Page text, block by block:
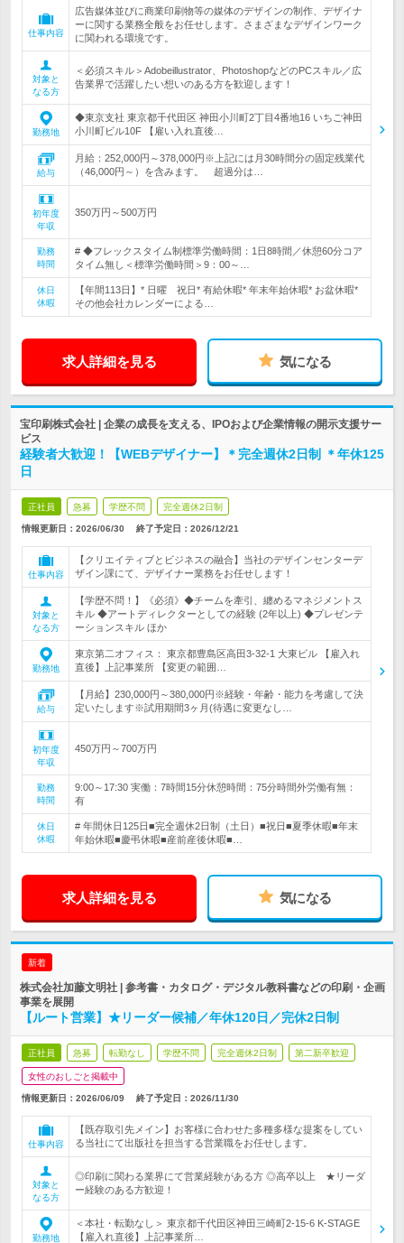
仕事内容
広告媒体並びに商業印刷物等の媒体のデザインの制作、デザイナ
ーに関する業務全般をお任せします。さまざまなデザインワーク
に関われる環境です。
対象と
なる方
＜必須スキル＞Adobeillustrator、PhotoshopなどのPCスキル／広
告業界で活躍したい想いのある方を歓迎します！
勤務地
◆東京支社 東京都千代田区 神田小川町2丁目4番地16 いちご神田
小川町ビル10F 【雇い入れ直後…
給与
月給：252,000円～378,000円※上記には月30時間分の固定残業代
（46,000円～）を含みます。 超過分は…
初年度
年収
350万円～500万円
勤務
時間
# ◆フレックスタイム制標準労働時間：1日8時間／休憩60分コア
タイム無し＜標準労働時間＞9：00～…
休日
休暇
【年間113日】* 日曜 祝日* 有給休暇* 年末年始休暇* お盆休暇*
その他会社カレンダーによる…
求人詳細を見る 気になる
宝印刷株式会社 | 企業の成長を支える、IPOおよび企業情報の開示支援サー
ビス
経験者大歓迎！【WEBデザイナー】＊完全週休2日制 ＊年休125
日
正社員 急募 学歴不問 完全週休2日制
情報更新日：2026/06/30 終了予定日： 2026/12/21
仕事内容
【クリエイティブとビジネスの融合】当社のデザインセンターデ
ザイン課にて、デザイナー業務をお任せします！
対象と
なる方
【学歴不問！】《必須》◆チームを牽引、纏めるマネジメントス
キル ◆アートディレクターとしての経験 (2年以上) ◆プレゼンテ
ーションスキル ほか
勤務地
東京第二オフィス： 東京都豊島区高田3-32-1 大東ビル 【雇入れ
直後】上記事業所 【変更の範囲…
給与
【月給】230,000円～380,000円※経験・年齢・能力を考慮して決
定いたします※試用期間3ヶ月(待遇に変更なし…
初年度
年収
450万円～700万円
勤務
時間
9:00～17:30 実働：7時間15分休憩時間：75分時間外労働有無：
有
休日
休暇
# 年間休日125日■完全週休2日制（土日）■祝日■夏季休暇■年末
年始休暇■慶弔休暇■産前産後休暇■…
求人詳細を見る 気になる
新着
株式会社加藤文明社 | 参考書・カタログ・デジタル教科書などの印刷・企画
事業を展開
【ルート営業】★リーダー候補／年休120日／完休2日制
正社員 急募 転勤なし 学歴不問 完全週休2日制 第二新卒歓迎
女性のおしごと掲載中
情報更新日：2026/06/09 終了予定日： 2026/11/30
仕事内容
【既存取引先メイン】お客様に合わせた多種多様な提案をしてい
る当社にて出版社を担当する営業職をお任せします。
対象と
なる方
◎印刷に関わる業界にて営業経験がある方 ◎高卒以上 ★リーダ
ー経験のある方歓迎！
勤務地
＜本社・転勤なし＞ 東京都千代田区神田三崎町2-15-6 K-STAGE
【雇入れ直後】上記事業所…